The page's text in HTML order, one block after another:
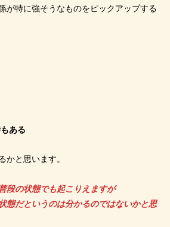
が特に強そうなものをピックアップする
ある
かと思います。
段の状態でも起こりえますが
態だというのは分かるのではないかと思